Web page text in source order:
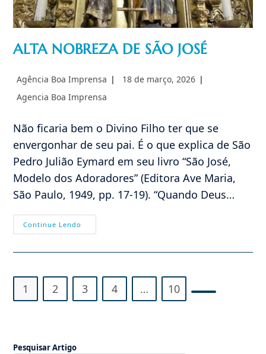
ALTA NOBREZA DE SÃO JOSÉ
Autor
post:
Agência Boa Imprensa
Post
18 de março, 2026
Categoria
Agencia Boa Imprensa
Não ficaria bem o Divino Filho ter que se
envergonhar de seu pai. É o que explica de São
Pedro Julião Eymard em seu livro “São José,
Modelo dos Adoradores” (Editora Ave Maria,
São Paulo, 1949, pp. 17-19). “Quando Deus…
Continue Lendo
NOBREZA
SÃO
1 2 3 4 … 10
Pesquisar Artigo